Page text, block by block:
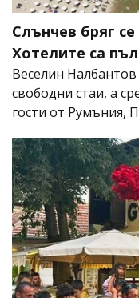
Слънчев бряг
Хотелите са
Веселин
свободни стаи, а
гости от Румъния,